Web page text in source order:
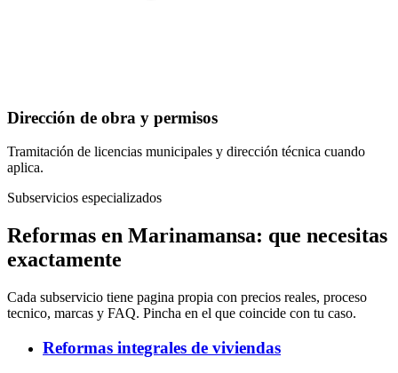
Dirección de obra y permisos
Tramitación de licencias municipales y dirección técnica cuando
aplica.
Subservicios especializados
Reformas en Marinamansa: que necesitas
exactamente
Cada subservicio tiene pagina propia con precios reales, proceso
tecnico, marcas y FAQ. Pincha en el que coincide con tu caso.
Reformas integrales de viviendas